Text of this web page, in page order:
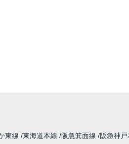
東線 東海道本線 阪急箕面線
阪急神戸